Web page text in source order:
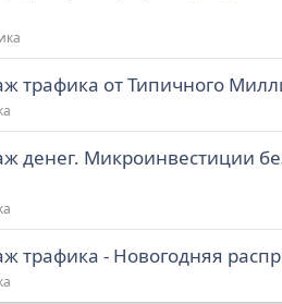
трафика от Типичного
денег. Микроинвестиции
трафика - Новогодняя